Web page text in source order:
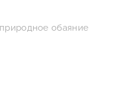
обаяние